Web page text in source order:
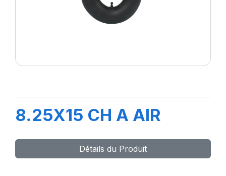
8.25X15 CH A AIR
Détails du Produit